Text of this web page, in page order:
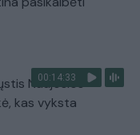
00:14:33
Naujosios
kas vyksta